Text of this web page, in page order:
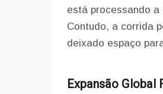
está processando a
Contudo, a corrida
deixado espaço
Expansão Global